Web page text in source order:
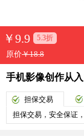
￥9.9 5.3折
原价￥18.8
手机影像创作从
担保交易
担保交易，安全保证